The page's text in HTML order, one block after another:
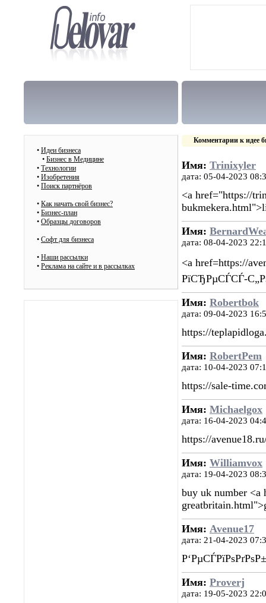
• Идеи бизнеса
• Бизнес в Медицине
• Технологии
• Изобретения
• Поиск партнёров
• Как начать свой бизнес?
• Бизнес-план
• Образцы договоров
• Cофт для бизнеса
• Наши рассылки
• Реклама на сайте и в рассылках
Комментарии к идее
Имя: Trinixyler
дата: 05-04-2023
<a href="https://
Имя:
дата: 08-04-2023
<a href=https://
РїСЂРµСЃСЃ-
Имя: Robertbok
дата: 09-04-2023
https://
Имя: RobertPem
дата: 10-04-2023
https://sale-
Имя: Michaelgox
дата: 16-04-2023
https://
Имя: Williamvox
дата: 19-04-2023
buy uk number <a
Имя: Avenue17
дата: 21-04-2023
Имя: Proverj
дата: 19-05-2023